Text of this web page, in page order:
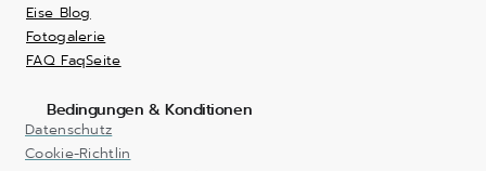
Eise Blog
Fotogalerie
FAQ FaqSeite
Bedingungen & Konditionen
Datenschutz
Cookie-Richtlin